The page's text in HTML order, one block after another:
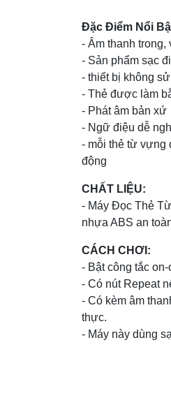
Đặc Điểm Nổi
- Âm thanh
- Sản phẩm sạc
- thiết bị không
- Thẻ được làm
- Phát âm bản xứ
- Ngữ điệu dễ
- mỗi thẻ từ vựng
động
CHẤT LIỆU:
- Máy Đọc Thẻ
nhựa ABS an
CÁCH CHƠI:
- Bật công tắc
- Có nút Repeat
- Có kèm âm
thực.
- Máy này dùng